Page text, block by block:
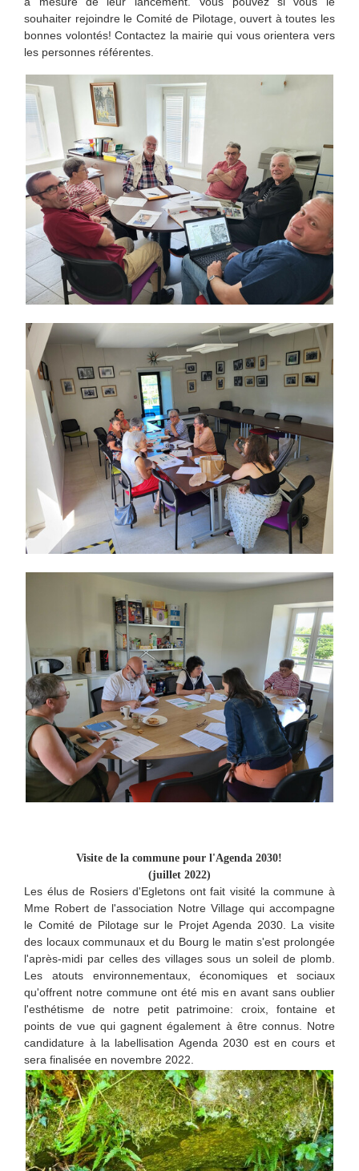
souhaiter rejoindre le Comité de Pilotage, ouvert à toutes les
bonnes volontés! Contactez la mairie qui vous orientera vers
les personnes référentes.
Visite de la commune pour l'Agenda 2030!
(juillet 2022)
Les élus de Rosiers d'Egletons ont fait visité la commune à
Mme Robert de l'association Notre Village qui accompagne
le Comité de Pilotage sur le Projet Agenda 2030. La visite
des locaux communaux et du Bourg le matin s'est prolongée
l'après-midi par celles des villages sous un soleil de plomb.
Les atouts environnementaux, économiques et sociaux
qu'offrent notre commune ont été mis en avant sans oublier
l'esthétisme de notre petit patrimoine: croix, fontaine et
points de vue qui gagnent également à être connus. Notre
candidature à la labellisation Agenda 2030 est en cours et
sera finalisée en novembre 2022.